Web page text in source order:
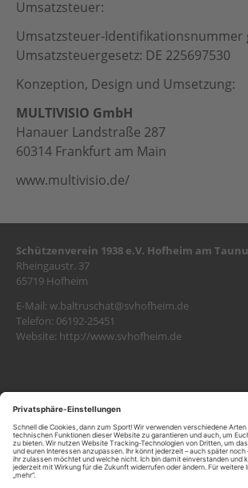
Umsatzsteuer:
Umsatzsteuer-Identifikationsnummer
Umsatzsteuergesetz: DE 225697530
Konzeption, Design und Umsetzung:
MULTIVISIO GmbH
Hanauer Landstraße 287
60314 Frankfurt am Main
www.multivisio.de/
Schützenverein 1938 e.V. Hofheim am
Rheingaustr. 37
65719 Hofheim
E-Mail: w.baltruschat@svhofheim.de
Telefon: 06192-25451
Website: http://www.svhofheim.de
SITEMAP
Kontakt
KONTAKT